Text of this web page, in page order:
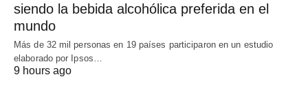
siendo la bebida alcohólica preferida en el
mundo
Más de 32 mil personas en 19 países participaron en un estudio
elaborado por Ipsos…
9 hours ago